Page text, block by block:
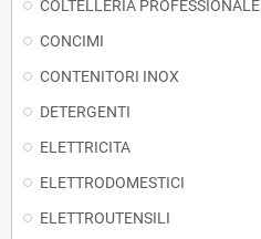
COLTELLERIA PROFESSIONALE
CONCIMI
CONTENITORI INOX
DETERGENTI
ELETTRICITA
ELETTRODOMESTICI
ELETTROUTENSILI